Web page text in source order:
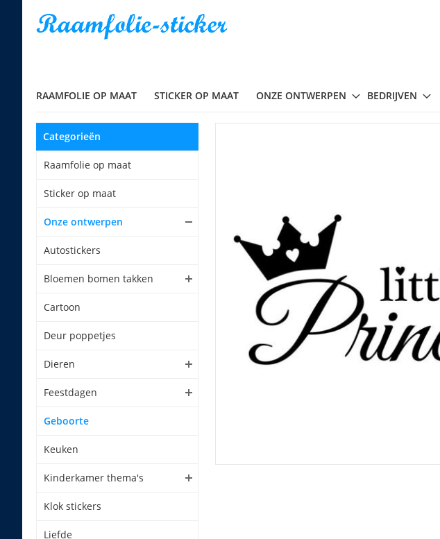
RAAMFOLIE OP MAAT STICKER OP MAAT ONZE ONTWERPEN BEDRIJVEN
Categorieën
Raamfolie op maat
Sticker op maat
Onze ontwerpen
Autostickers
Bloemen bomen takken
Cartoon
Deur poppetjes
Dieren
Feestdagen
Geboorte
Keuken
Kinderkamer thema's
Klok stickers
Liefde